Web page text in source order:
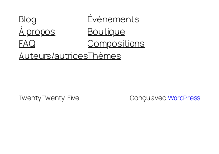
Blog
À propos
FAQ
Auteurs/autrices
Évènements
Boutique
Compositions
Thèmes
Twenty Twenty-Five Conçu avec WordPress